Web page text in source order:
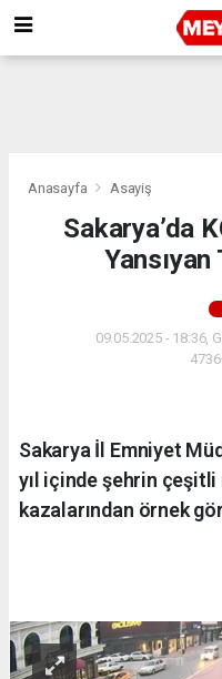
Anasayfa Asayiş
Sakarya’da
09.05.2025 - 18:36,
Sakarya İl Emniyet
yıl içinde şehrin
kazalarından örnek